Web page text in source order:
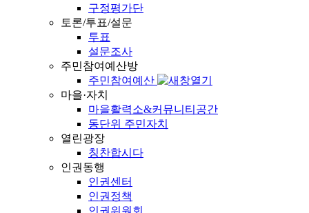
구정평가단
토론/투표/설문
투표
설문조사
주민참여예산방
주민참여예산
마을·자치
마을활력소&커뮤니티공간
동단위 주민자치
열린광장
칭찬합시다
인권동행
인권센터
인권정책
인권위원회